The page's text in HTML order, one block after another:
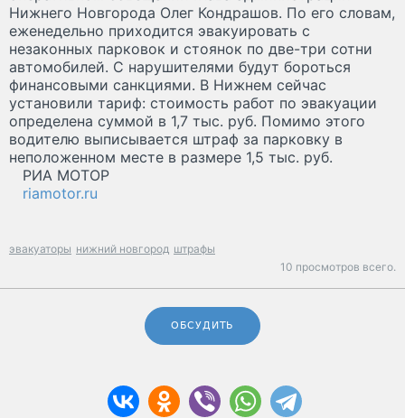
Нижнего Новгорода Олег Кондрашов. По его словам,
еженедельно приходится эвакуировать с
незаконных парковок и стоянок по две-три сотни
автомобилей. С нарушителями будут бороться
финансовыми санкциями. В Нижнем сейчас
установили тариф: стоимость работ по эвакуации
определена суммой в 1,7 тыс. руб. Помимо этого
водителю выписывается штраф за парковку в
неположенном месте в размере 1,5 тыс. руб.
РИА МОТОР
riamotor.ru
эвакуаторы нижний новгород штрафы
10 просмотров всего.
ОБСУДИТЬ